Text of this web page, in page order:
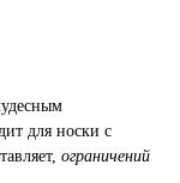
для носки с
ограничений